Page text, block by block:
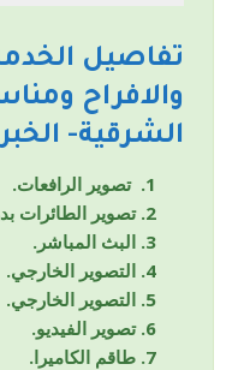
تفاصيل
والافراح
الشرقية- الخبر
تصوير الرافعات.
تصوير الطائرات
البث المباشر.
التصوير الخارجي.
التصوير الخارجي.
تصوير الفيديو.
طاقم الكاميرا.